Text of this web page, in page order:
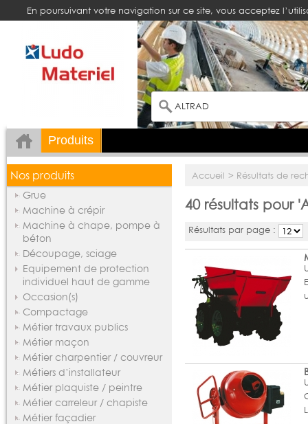
En poursuivant votre navigation sur ce site, vous acceptez
Produits
Accueil > Résultats de
40 résultats pour
Résultats par page :
Nos produits
Grue
Machine à crépir
Machine à chape, pompe à
béton
Découpage, sciage
Equipement de protection
individuel haut de gamme
Occasion(s)
Compactage
Métier travaux publics
Métier maçon
Métier charpentier / couvreur
Métiers d’installateur
Métier plaquiste / peintre
Métier carreleur / chapiste
Métier façadier